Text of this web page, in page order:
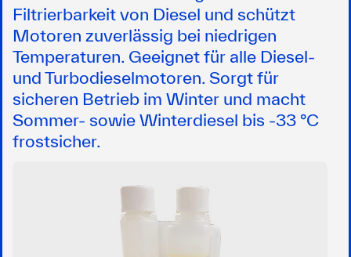
Filtrierbarkeit von Diesel und schützt
Motoren zuverlässig bei niedrigen
Temperaturen. Geeignet für alle Diesel-
und Turbodieselmotoren. Sorgt für
sicheren Betrieb im Winter und macht
Sommer- sowie Winterdiesel bis -33 °C
frostsicher.